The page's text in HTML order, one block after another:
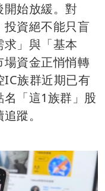
始放緩。對
資絕不能只盲
」與「基本
資金正悄悄轉
IC族群近期已有
「這1族群」股
蹤。